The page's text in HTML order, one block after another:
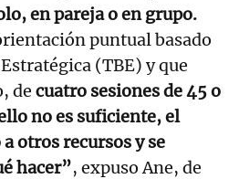
en pareja o en grupo.
puntual basado
(TBE) y que
de cuatro sesiones de 45 o
no es suficiente, el
otros recursos y se
hacer”, expuso Ane, de